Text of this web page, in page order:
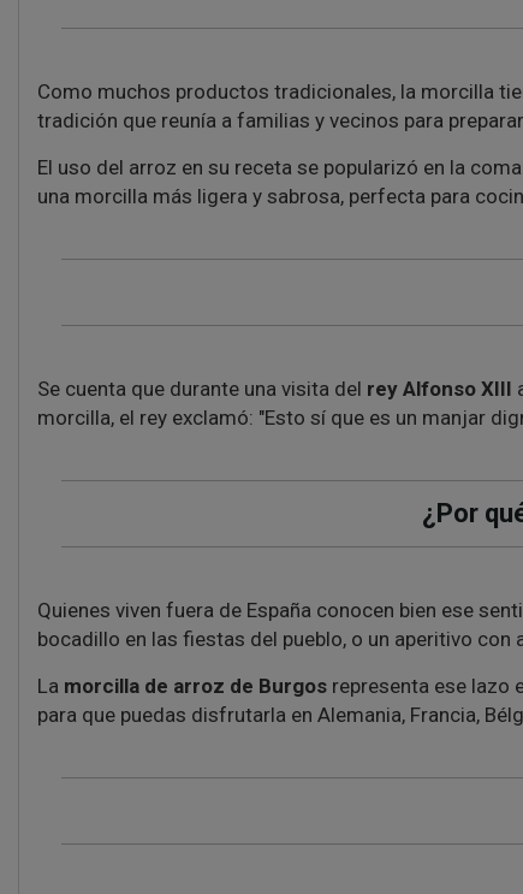
Como muchos productos tradicionales, la morcilla
tradición que reunía a familias y vecinos para
El uso del arroz en su receta se popularizó en la
una morcilla más ligera y sabrosa, perfecta para
Se cuenta que durante una visita del rey Alfonso XIII
morcilla, el rey exclamó: "Esto sí que es un manjar
¿Por
Quienes viven fuera de España conocen bien ese
bocadillo en las fiestas del pueblo, o un aperitivo
La morcilla de arroz de Burgos representa ese lazo
para que puedas disfrutarla en Alemania, Francia,